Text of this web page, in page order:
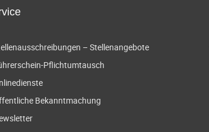
– Stellenangebote
Pflichtumtausch
Bekanntmachung